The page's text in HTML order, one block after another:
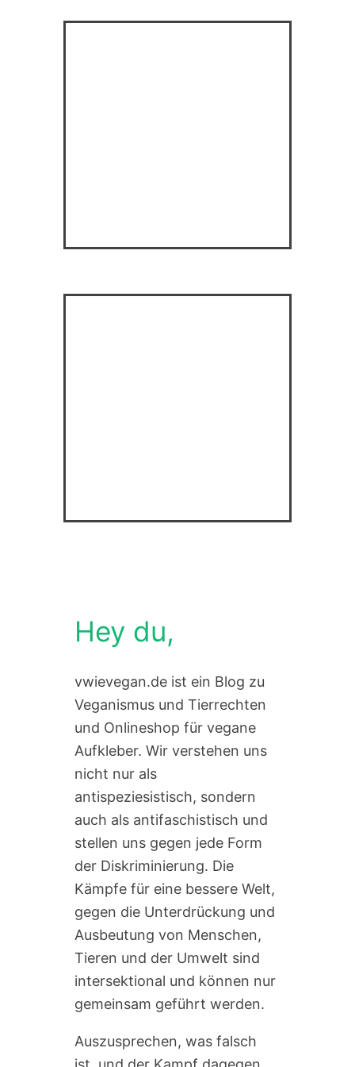
Hey du,
vwievegan.de ist ein Blog zu
Veganismus und Tierrechten
und Onlineshop für vegane
Aufkleber. Wir verstehen uns
nicht nur als
antispeziesistisch, sondern
auch als antifaschistisch und
stellen uns gegen jede Form
der Diskriminierung. Die
Kämpfe für eine bessere Welt,
gegen die Unterdrückung und
Ausbeutung von Menschen,
Tieren und der Umwelt sind
intersektional und können nur
gemeinsam geführt werden.
Auszusprechen, was falsch